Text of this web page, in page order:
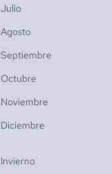
Julio
Agosto
Septiembre
Octubre
Noviembre
Diciembre
Invierno